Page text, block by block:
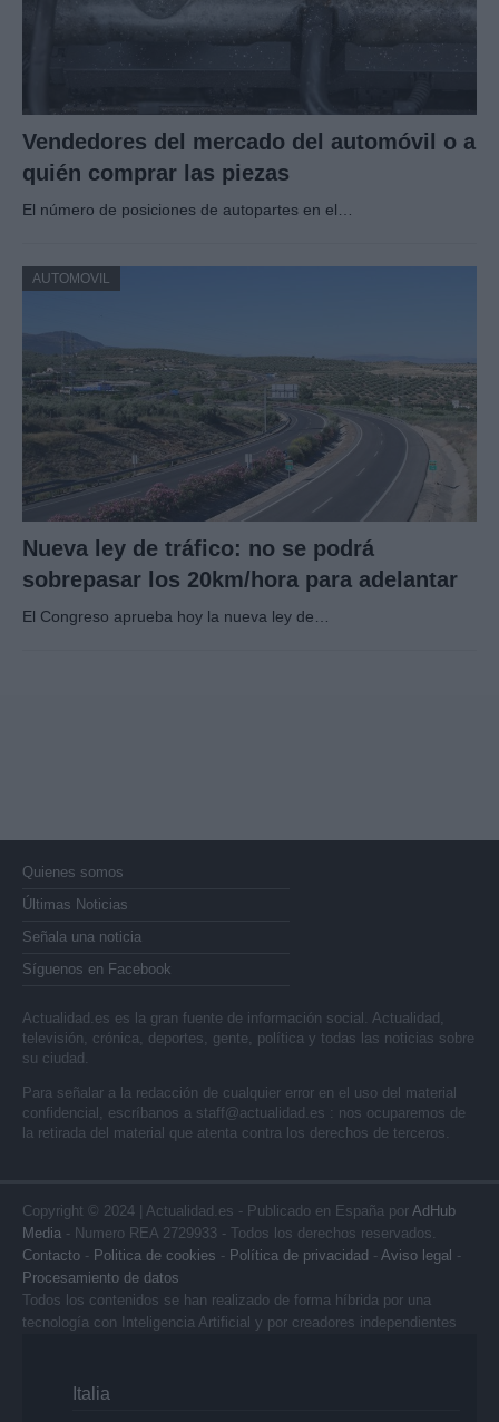
Vendedores del mercado del automóvil o a
quién comprar las piezas
El número de posiciones de autopartes en el…
AUTOMOVIL
Nueva ley de tráfico: no se podrá
sobrepasar los 20km/hora para adelantar
El Congreso aprueba hoy la nueva ley de…
Quienes somos
Últimas Noticias
Señala una noticia
Síguenos en Facebook
Actualidad.es es la gran fuente de información social. Actualidad,
televisión, crónica, deportes, gente, política y todas las noticias sobre
su ciudad.
Para señalar a la redacción de cualquier error en el uso del material
confidencial, escríbanos a staff@actualidad.es : nos ocuparemos de
la retirada del material que atenta contra los derechos de terceros.
Copyright © 2024 | Actualidad.es - Publicado en España por AdHub
Media - Numero REA 2729933 - Todos los derechos reservados.
Contacto - Politica de cookies - Política de privacidad - Aviso legal -
Procesamiento de datos
Todos los contenidos se han realizado de forma híbrida por una
tecnología con Inteligencia Artificial y por creadores independientes
Italia